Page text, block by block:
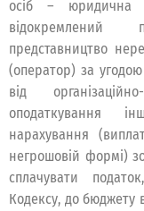
осіб – юридична
відокремлений
представництво
(оператор) за
від
оподаткування
нарахування
негрошовій формі)
сплачувати
Кодексу, до бюджету